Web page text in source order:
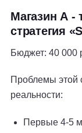
Магазин А -
стратегия
Бюджет: 40 000
Проблемы этой
реальности:
Первые 4-5